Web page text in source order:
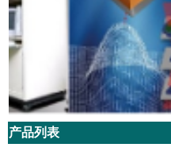
产品列表